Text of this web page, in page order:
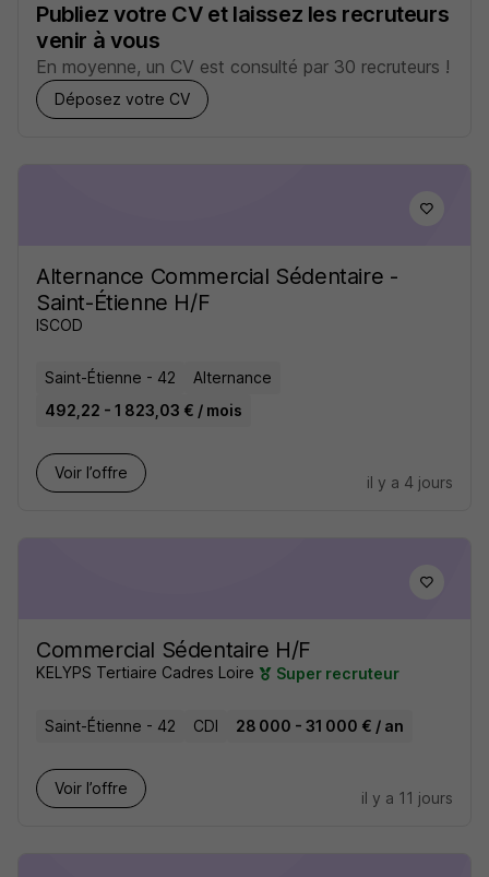
Publiez votre CV et laissez les recruteurs
venir à vous
En moyenne, un CV est consulté par 30 recruteurs !
Déposez votre CV
Alternance Commercial Sédentaire -
Saint-Étienne H/F
ISCOD
Saint-Étienne - 42
Alternance
492,22 - 1 823,03 € / mois
Voir l’offre
il y a 4 jours
Commercial Sédentaire H/F
KELYPS Tertiaire Cadres Loire Super recruteur
Saint-Étienne - 42 CDI 28 000 - 31 000 € / an
Voir l’offre
il y a 11 jours